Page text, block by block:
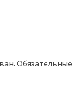
Обязательные